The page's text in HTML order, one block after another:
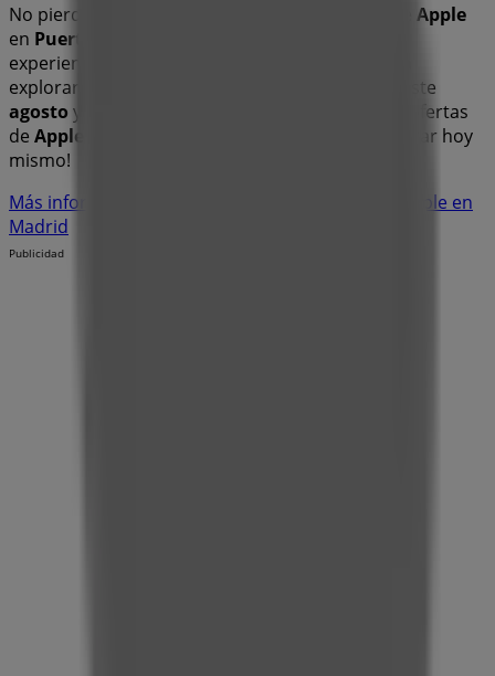
No pierdas la oportunidad de visitar la tienda de Apple
en Puerto Navacerrada 4
experiencia de compra completa. Te invitamos a
explorar las promociones que tenemos para ti este
agosto y mantenerte informado de las mejores ofertas
de Apple
. ¡Visítanos y empieza a ahorrar hoy
mismo!
Más información de Apple
Ver otras tiendas de Apple en
Madrid
Publicidad